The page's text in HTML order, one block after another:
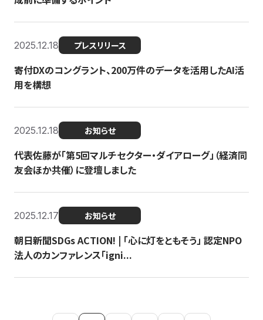
2025.12.18 プレスリリース
寄付DXのコングラント、200万件のデータを活用したAI活
用を構想
2025.12.18 お知らせ
代表佐藤が「第5回マルチセクター・ダイアローグ」（経済同
友会ほか共催）に登壇しました
2025.12.17 お知らせ
朝日新聞SDGs ACTION! | 「心に灯をともそう」 認定NPO
法人のカンファレンス「igni...